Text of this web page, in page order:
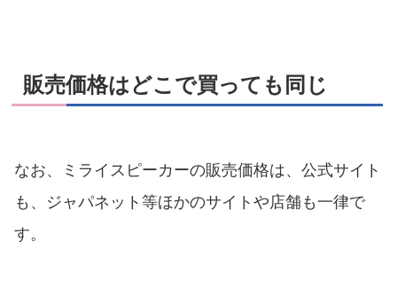
販売価格はどこで買っても同じ
なお、ミライスピーカーの販売価格は、公式サイト
も、ジャパネット等ほかのサイトや店舗も一律で
す。